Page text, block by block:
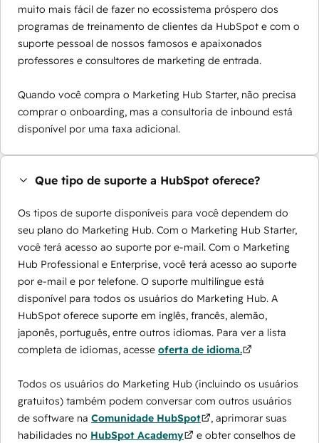
muito mais fácil de fazer no ecossistema próspero dos
programas de treinamento de clientes da HubSpot e com o
suporte pessoal de nossos famosos e apaixonados
professores e consultores de marketing de entrada.
Quando você compra o Marketing Hub Starter, não precisa
comprar o onboarding, mas a consultoria de inbound está
disponível por uma taxa adicional.
Que tipo de suporte a HubSpot oferece?
Os tipos de suporte disponíveis para você dependem do
seu plano do Marketing Hub. Com o Marketing Hub Starter,
você terá acesso ao suporte por e-mail. Com o Marketing
Hub Professional e Enterprise, você terá acesso ao suporte
por e-mail e por telefone. O suporte multilíngue está
disponível para todos os usuários do Marketing Hub. A
HubSpot oferece suporte em inglês, francês, alemão,
japonês, português, entre outros idiomas. Para ver a lista
completa de idiomas, acesse oferta de idioma.
Todos os usuários do Marketing Hub (incluindo os usuários
gratuitos) também podem conversar com outros usuários
de software na Comunidade HubSpot
, aprimorar suas
habilidades no HubSpot Academy
e obter conselhos de